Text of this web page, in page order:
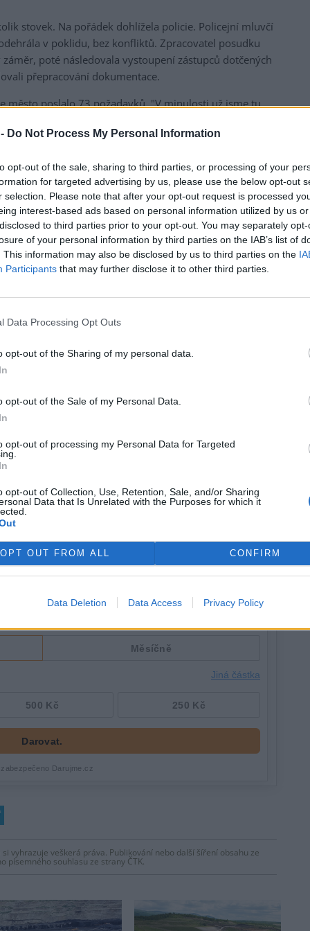
Do Not Process My Personal Information
opt-out of the sale, sharing to third parties, or processing of your
for targeted advertising by us, please use the below opt-out
selection. Please note that after your opt-out request is processed
interest-based ads based on personal information utilized by us
to third parties prior to your opt-out. You may separately
of your personal information by third parties on the IAB’s list of
This information may also be disclosed by us to third parties on the
Participants that may further disclose it to other third parties.
Data Processing Opt Outs
opt-out of the Sharing of my personal data.
opt-out of the Sale of my Personal Data.
opt-out of processing my Personal Data for Targeted
opt-out of Collection, Use, Retention, Sale, and/or Sharing
Data that Is Unrelated with the Purposes for which it
OPT OUT FROM ALL CONFIRM
Data Deletion Data Access Privacy Policy
stovek. Na pořádek dohlížela policie. Policejní mluvčí
v poklidu, bez konfliktů. Zpracovatel posudku
poté následovala vystoupení zástupců dotčených
přepracování dokumentace.
město poslalo 73 požadavků. "V minulosti už jsme tu
ve spodku Dubí se těžilo hnědé uhlí. Zmizely části
když se začíná vzpamatovávat, přišel další projekt.
2000 korun pohřebného. Nedivím se, že se lidé
domů, nákladní dopravy na komunikacích,
budou mít, jaké budou kompenzace za zhoršení
zdůrazňovali přínos pro region například v podobě
okolo 2000. Starostové se ale ptali, odkud budou
jak se dotkne těžba lázeňství. Nespokojeni byli také s
který má několik tisíc stran, měli 30 dní.
následovat důkladné posuzování dokumentace
tvorba oponentního posudku a příprava závazného
ruda přepravována štolou nebo závěsným pásovým
průmyslovém areálu Dukla, vytěžená ruda se má
Prunéřov I na Chomutovsku. Dopravovat se do
se mají ukládat v Dolech Nástup Tušimice u
tun, roční produkce uhličitanu lithného 37.500 tun.
korun.
vyhrazuje veškerá práva. Publikování nebo další šíření obsahu ze
písemného souhlasu ze strany ČTK.